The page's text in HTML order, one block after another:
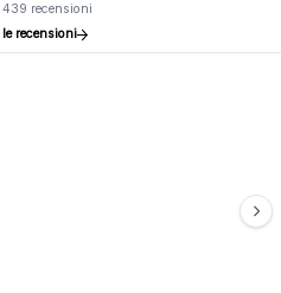
439 recensioni
recensioni